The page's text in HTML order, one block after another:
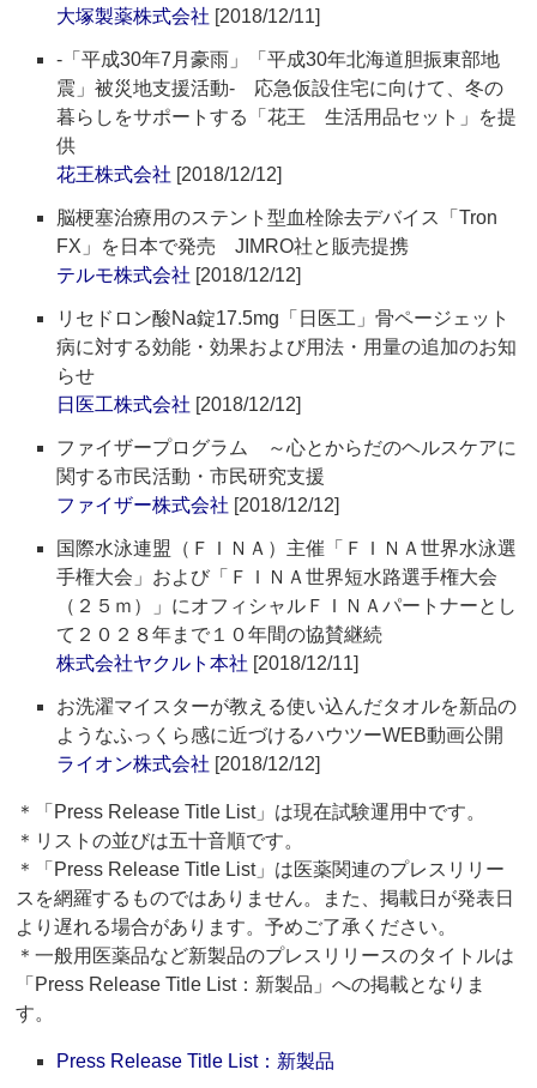
大塚製薬株式会社 [2018/12/11]
‐「平成30年7月豪雨」「平成30年北海道胆振東部地
震」被災地支援活動‐ 応急仮設住宅に向けて、冬の
暮らしをサポートする「花王 生活用品セット」を提
供
花王株式会社 [2018/12/12]
脳梗塞治療用のステント型血栓除去デバイス「Tron
FX」を日本で発売 JIMRO社と販売提携
テルモ株式会社 [2018/12/12]
リセドロン酸Na錠17.5mg「日医工」骨ページェット
病に対する効能・効果および用法・用量の追加のお知
らせ
日医工株式会社 [2018/12/12]
ファイザープログラム ～心とからだのヘルスケアに
関する市民活動・市民研究支援
ファイザー株式会社 [2018/12/12]
国際水泳連盟（ＦＩＮＡ）主催「ＦＩＮＡ世界水泳選
手権大会」および「ＦＩＮＡ世界短水路選手権大会
（２５ｍ）」にオフィシャルＦＩＮＡパートナーとし
て２０２８年まで１０年間の協賛継続
株式会社ヤクルト本社 [2018/12/11]
お洗濯マイスターが教える使い込んだタオルを新品の
ようなふっくら感に近づけるハウツーWEB動画公開
ライオン株式会社 [2018/12/12]
＊「Press Release Title List」は現在試験運用中です。
＊リストの並びは五十音順です。
＊「Press Release Title List」は医薬関連のプレスリリー
スを網羅するものではありません。また、掲載日が発表日
より遅れる場合があります。予めご了承ください。
＊一般用医薬品など新製品のプレスリリースのタイトルは
「Press Release Title List：新製品」への掲載となりま
す。
Press Release Title List：新製品